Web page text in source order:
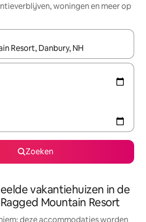
woningen en meer op
beschikbaar zijn, maak je een keuze
Zoeken
vakantiehuizen in de
Mountain Resort
deze accommodaties worden